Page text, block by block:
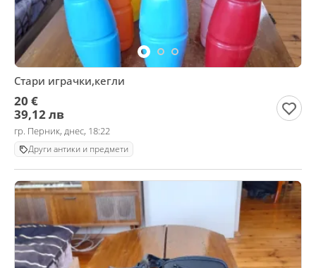
Стари играчки,кегли
20 €
39,12 лв
гр. Перник, днес, 18:22
Други антики и предмети